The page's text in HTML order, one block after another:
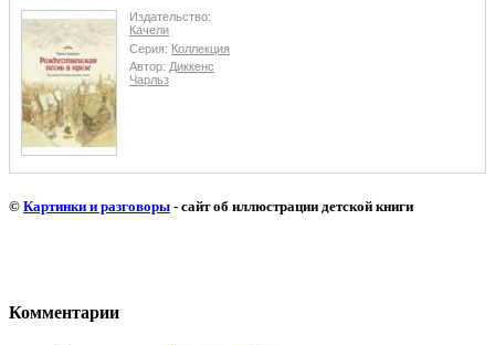
Издательство:
Качели
Серия: Коллекция
Автор: Диккенс
Чарльз
© Картинки и разговоры - сайт об иллюстрации детской книги
Комментарии